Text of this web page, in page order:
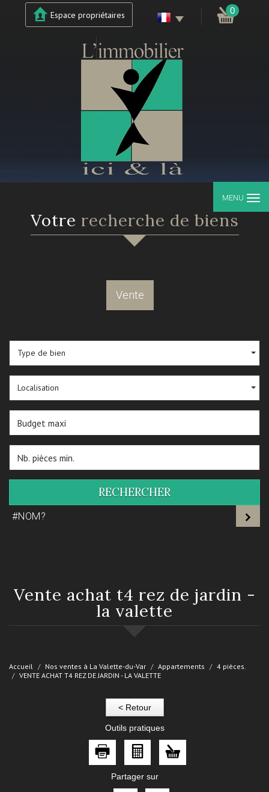
Espace propriétaires 0
MENU
votre recherche de biens
Vente
Type de bien
Localisation
RECHERCHER
#NOM?
vente achat t4 rez de jardin -
la valette
Accueil Nos ventes à La Valette-du-Var Appartements
4 pièces.
VENTE ACHAT T4 REZ DE JARDIN - LA VALETTE
< Retour
Outils pratiques
Partager sur